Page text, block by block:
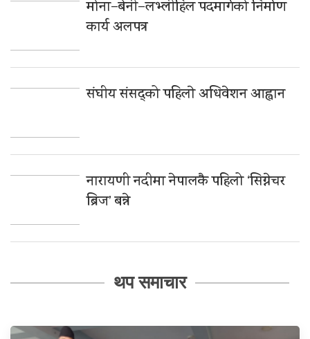
मोना–बेनी–लभ्लीहिल पदमार्गको निर्माण
कार्य अलपत्र
संघीय संसद्को पहिलाे अधिवेशन आह्वान
नारायणी नदीमा नेपालकै पहिलो ‘सिग्नेचर
ब्रिज’ बन्ने
थप समाचार